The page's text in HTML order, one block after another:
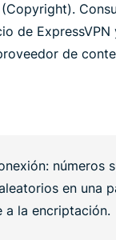
de ExpressVPN
de